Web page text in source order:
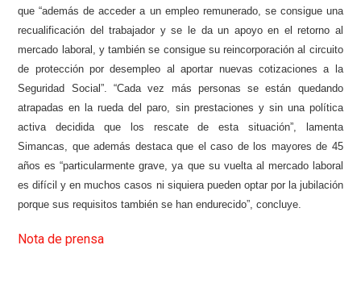
que “además de acceder a un empleo remunerado, se consigue una
recualificación del trabajador y se le da un apoyo en el retorno al
mercado laboral, y también se consigue su reincorporación al circuito
de protección por desempleo al aportar nuevas cotizaciones a la
Seguridad Social”. “Cada vez más personas se están quedando
atrapadas en la rueda del paro, sin prestaciones y sin una política
activa decidida que los rescate de esta situación”, lamenta
Simancas, que además destaca que el caso de los mayores de 45
años es “particularmente grave, ya que su vuelta al mercado laboral
es difícil y en muchos casos ni siquiera pueden optar por la jubilación
porque sus requisitos también se han endurecido”, concluye.
Nota de prensa